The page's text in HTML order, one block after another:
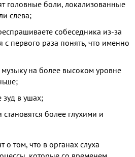
головные боли, локализованные
слева;
собеседника из-за
с первого раза понять, что именно
на более высоком уровне
зуд в ушах;
более глухими и
о том, что в органах слуха